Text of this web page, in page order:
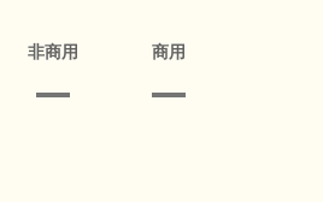
非商用 商用